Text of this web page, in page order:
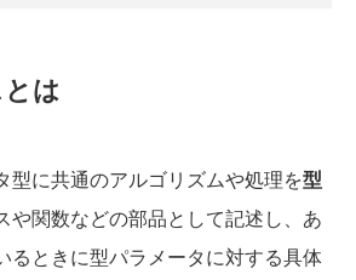
は
に共通のアルゴリズムや処理を型
や関数などの部品として記述し、あ
るときに型パラメータに対する具体